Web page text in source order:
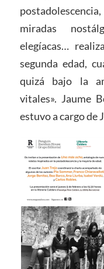
miradas
elegíacas…
segunda edad,
quizá bajo la
vitales». Jaume
estuvo a cargo de